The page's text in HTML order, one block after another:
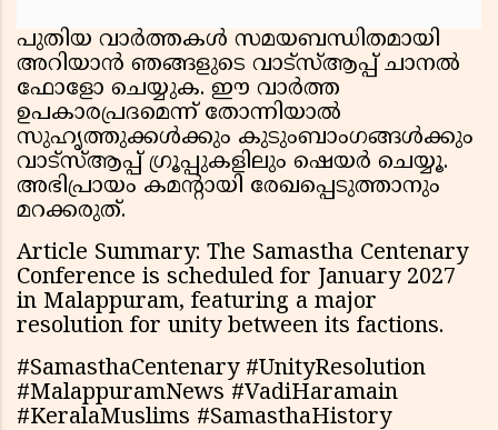
പുതിയ വാർത്തകൾ സമയബന്ധിതമായി
അറിയാൻ ഞങ്ങളുടെ വാട്സ്ആപ്പ് ചാനൽ
ഫോളോ ചെയ്യുക. ഈ വാർത്ത
ഉപകാരപ്രദമെന്ന് തോന്നിയാൽ
സുഹൃത്തുക്കൾക്കും കുടുംബാംഗങ്ങൾക്കും
വാട്സ്ആപ്പ് ഗ്രൂപ്പുകളിലും ഷെയർ ചെയ്യൂ.
അഭിപ്രായം കമന്റായി രേഖപ്പെടുത്താനും
മറക്കരുത്.
Article Summary: The Samastha Centenary
Conference is scheduled for January 2027
in Malappuram, featuring a major
resolution for unity between its factions.
#SamasthaCentenary #UnityResolution
#MalappuramNews #VadiHaramain
#KeralaMuslims #SamasthaHistory